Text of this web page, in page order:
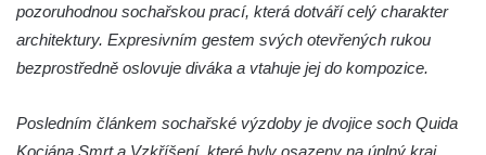
Sadech v Českých Budějovicích
Socha Mateřství v parku Na Sadech v
Českých Budějovicích
Sadech v Českých Budějovicích
pozoruhodnou sochařskou prací, která dotváří celý charakter
architektury. Expresivním gestem svých otevřených rukou
bezprostředně oslovuje diváka a vtahuje jej do kompozice.
Posledním článkem sochařské výzdoby je dvojice soch Quida
Kociána Smrt a Vzkříšení, které byly osazeny na úplný kraj